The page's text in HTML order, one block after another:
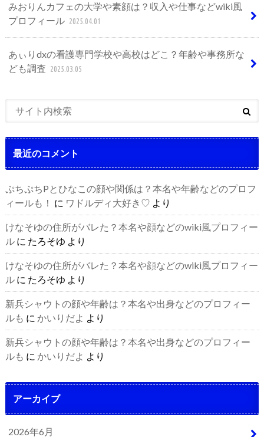
みおりんカフェの大学や素顔は？収入や仕事などwiki風
プロフィール 2025.04.01
あぃりdxの看護専門学校や高校はどこ？年齢や事務所な
ども調査 2025.03.05
最近のコメント
ぷちぷちPとひなこの顔や関係は？本名や年齢などのプロフ
ィールも！ に ワドルディ大好き♡ より
けなそゆの住所がバレた？本名や顔などのwiki風プロフィー
ルに たろそゆ より
けなそゆの住所がバレた？本名や顔などのwiki風プロフィー
ルに たろそゆ より
新兵シャウトの顔や年齢は？本名や出身などのプロフィー
ルも に かいりだよ より
新兵シャウトの顔や年齢は？本名や出身などのプロフィー
ルも に かいりだよ より
アーカイブ
2026年6月